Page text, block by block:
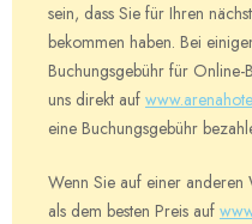
sein, dass Sie für Ihren
bekommen haben. Bei
Buchungsgebühr für Online-
uns direkt auf
eine Buchungsgebühr
Wenn Sie auf einer anderen
als dem besten Preis auf